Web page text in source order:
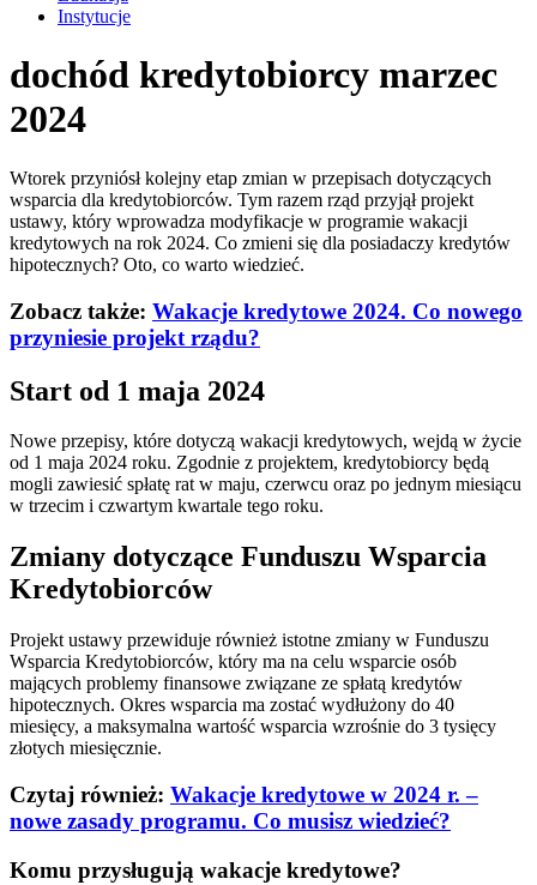
Instytucje
dochód kredytobiorcy marzec
2024
Wtorek przyniósł kolejny etap zmian w przepisach dotyczących
wsparcia dla kredytobiorców. Tym razem rząd przyjął projekt
ustawy, który wprowadza modyfikacje w programie wakacji
kredytowych na rok 2024. Co zmieni się dla posiadaczy kredytów
hipotecznych? Oto, co warto wiedzieć.
Zobacz także: Wakacje kredytowe 2024. Co nowego
przyniesie projekt rządu?
Start od 1 maja 2024
Nowe przepisy, które dotyczą wakacji kredytowych, wejdą w życie
od 1 maja 2024 roku. Zgodnie z projektem, kredytobiorcy będą
mogli zawiesić spłatę rat w maju, czerwcu oraz po jednym miesiącu
w trzecim i czwartym kwartale tego roku.
Zmiany dotyczące Funduszu Wsparcia
Kredytobiorców
Projekt ustawy przewiduje również istotne zmiany w Funduszu
Wsparcia Kredytobiorców, który ma na celu wsparcie osób
mających problemy finansowe związane ze spłatą kredytów
hipotecznych. Okres wsparcia ma zostać wydłużony do 40
miesięcy, a maksymalna wartość wsparcia wzrośnie do 3 tysięcy
złotych miesięcznie.
Czytaj również: Wakacje kredytowe w 2024 r. –
nowe zasady programu. Co musisz wiedzieć?
Komu przysługują wakacje kredytowe?